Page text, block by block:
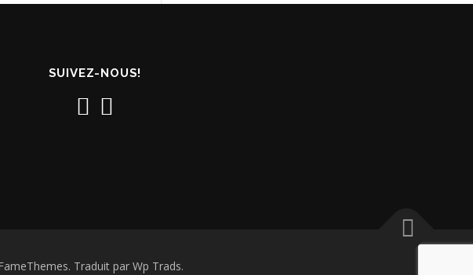
SUIVEZ-NOUS!
Traduit par Wp Trads.